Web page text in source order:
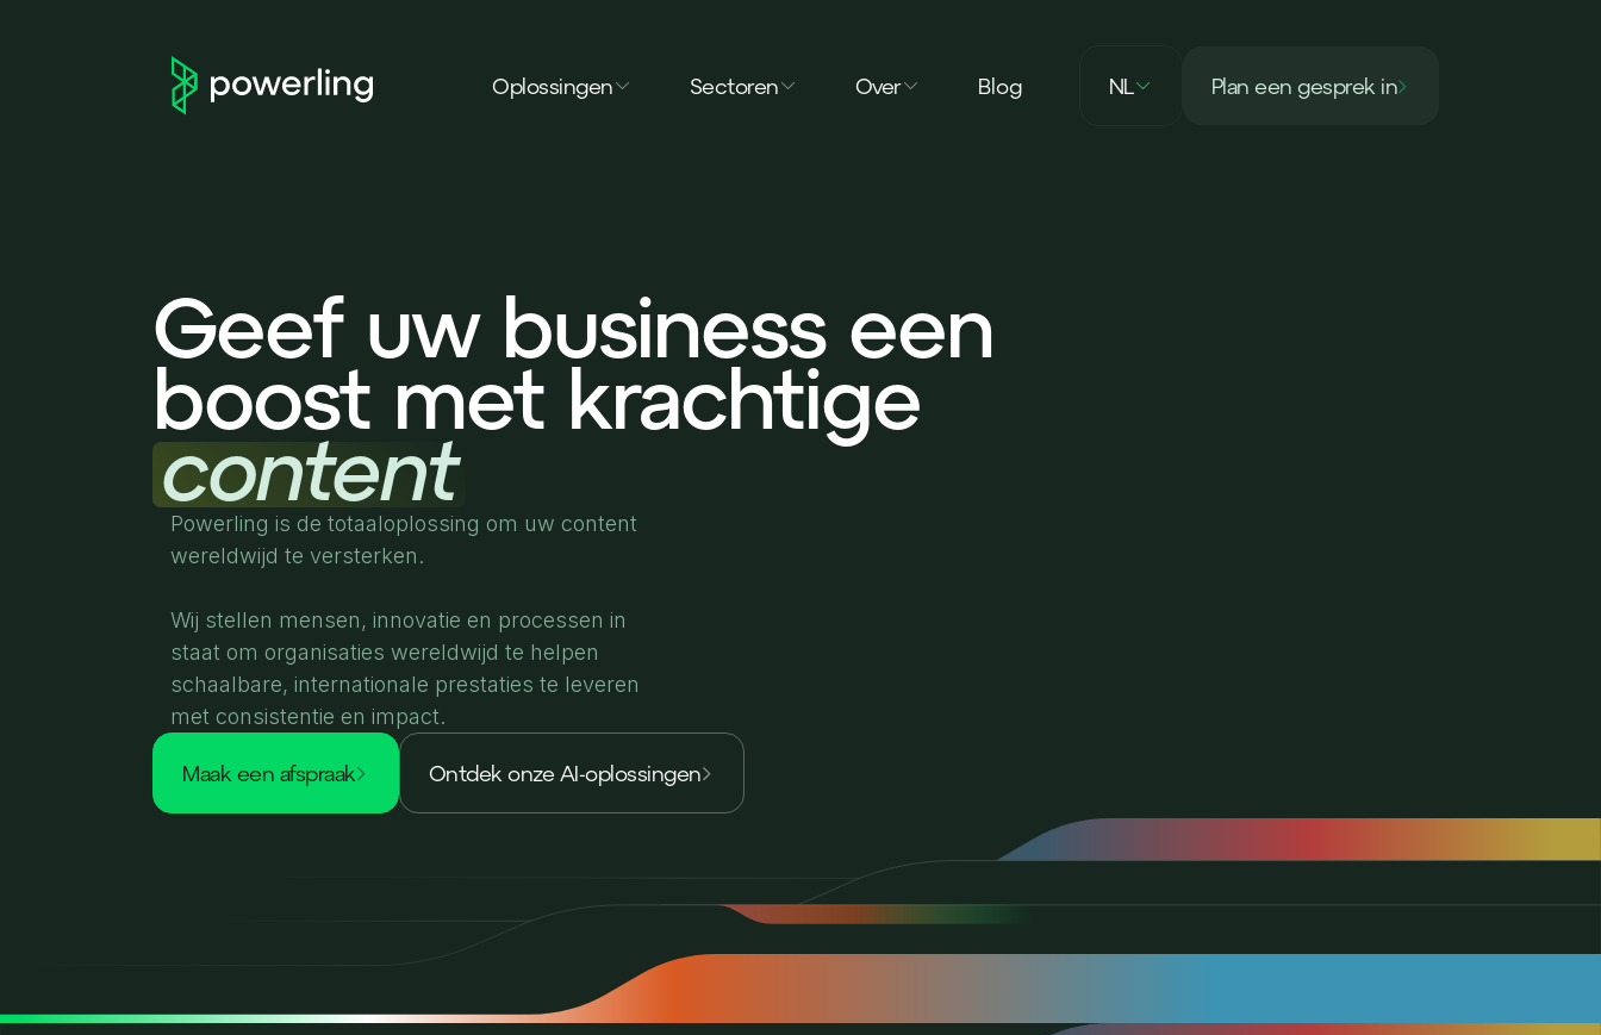
Oplossingen Sectoren Over Blog NL ‍Plan een gesprek in
Geef uw business een
boost met krachtige
content
Powerling is de totaaloplossing om uw content
wereldwijd te versterken.
Wij stellen mensen, innovatie en processen in
staat om organisaties wereldwijd te helpen
schaalbare, internationale prestaties te leveren
met consistentie en impact.
maak een afspraak Ontdek onze AI-oplossingen